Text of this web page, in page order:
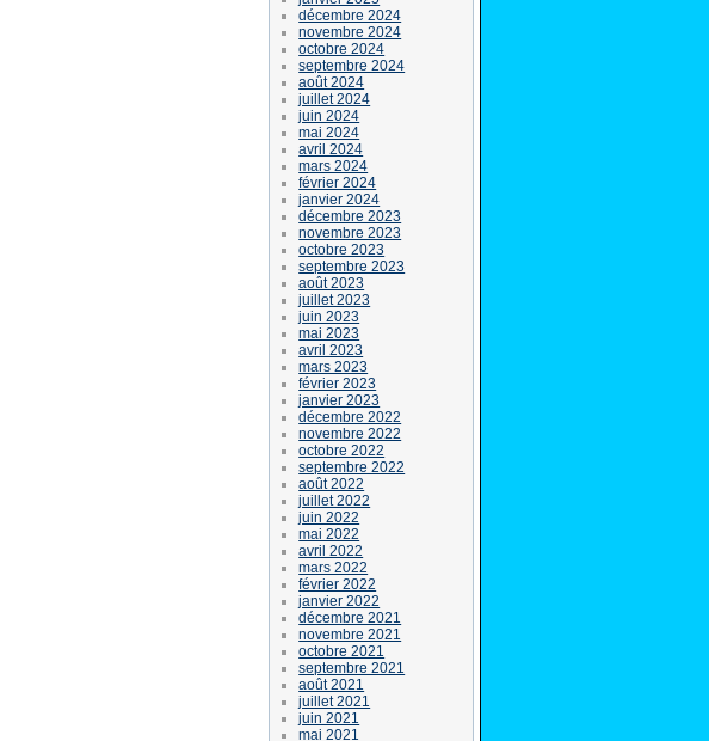
décembre 2024
novembre 2024
octobre 2024
septembre 2024
août 2024
juillet 2024
juin 2024
mai 2024
avril 2024
mars 2024
février 2024
janvier 2024
décembre 2023
novembre 2023
octobre 2023
septembre 2023
août 2023
juillet 2023
juin 2023
mai 2023
avril 2023
mars 2023
février 2023
janvier 2023
décembre 2022
novembre 2022
octobre 2022
septembre 2022
août 2022
juillet 2022
juin 2022
mai 2022
avril 2022
mars 2022
février 2022
janvier 2022
décembre 2021
novembre 2021
octobre 2021
septembre 2021
août 2021
juillet 2021
juin 2021
mai 2021